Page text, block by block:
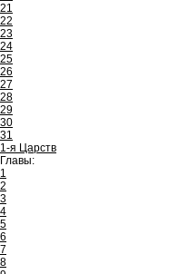
21
22
23
24
25
26
27
28
29
30
31
1-я Царств
Главы:
1
2
3
4
5
6
7
8